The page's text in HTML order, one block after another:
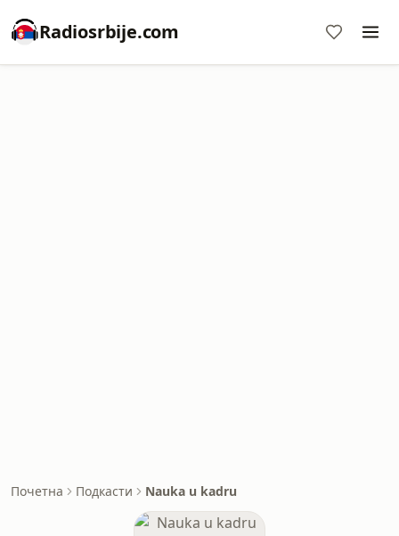
Radiosrbije.com
Почетна Подкасти Nauka u kadru